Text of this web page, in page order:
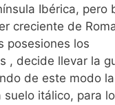
Ibérica, pero
creciente de
posesiones los
, decide llevar la
de este modo la
suelo itálico, para